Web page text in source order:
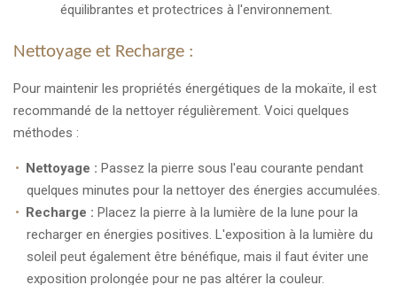
équilibrantes et protectrices à l'environnement.
Nettoyage et Recharge :
Pour maintenir les propriétés énergétiques de la mokaïte, il est
recommandé de la nettoyer régulièrement. Voici quelques
méthodes :
Nettoyage : Passez la pierre sous l'eau courante pendant
quelques minutes pour la nettoyer des énergies accumulées.
Recharge : Placez la pierre à la lumière de la lune pour la
recharger en énergies positives. L'exposition à la lumière du
soleil peut également être bénéfique, mais il faut éviter une
exposition prolongée pour ne pas altérer la couleur.